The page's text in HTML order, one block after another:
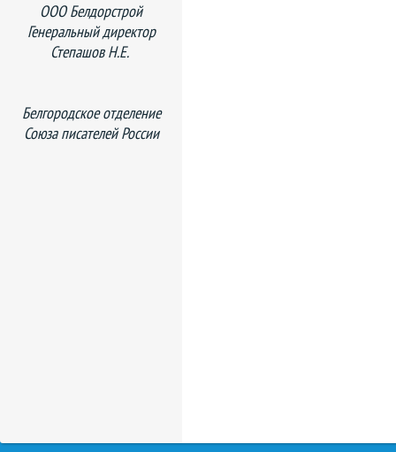
ООО Белдорстрой
Генеральный директор
Степашов Н.Е.
Белгородское отделение
Союза писателей России